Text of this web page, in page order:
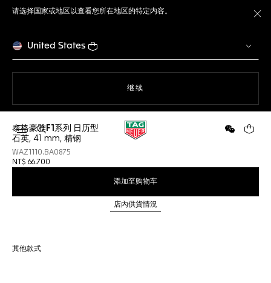
请选择国家或地区以查看您所在地区的特定内容。
United States
继续
打开搜索 微信 您的
泰格豪雅F1系列 日历型
石英, 41 mm, 精钢
WAZ1110.BA0875
NT$ 66.700
添加至购物车
店內供貨情況
其他款式